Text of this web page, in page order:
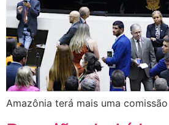
Amazônia terá mais uma